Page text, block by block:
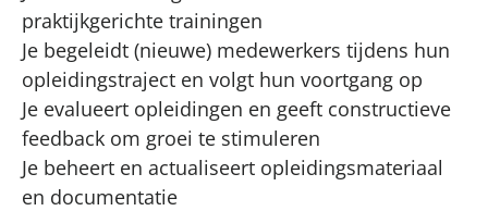
praktijkgerichte trainingen
Je begeleidt (nieuwe) medewerkers tijdens hun
opleidingstraject en volgt hun voortgang op
Je evalueert opleidingen en geeft constructieve
feedback om groei te stimuleren
Je beheert en actualiseert opleidingsmateriaal
en documentatie